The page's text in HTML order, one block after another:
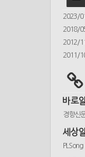
2023/01
2018/
2012/
2011/
바로
경향신
세상
PLSong